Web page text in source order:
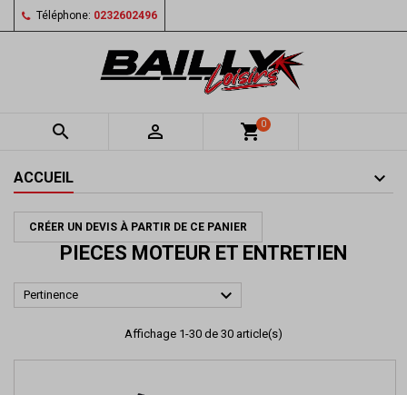
Téléphone: 0232602496
  shopping_cart0
ACCUEIL
CRÉER UN DEVIS À PARTIR DE CE PANIER
PIECES MOTEUR ET ENTRETIEN
Pertinence 
Affichage 1-30 de 30 article(s)